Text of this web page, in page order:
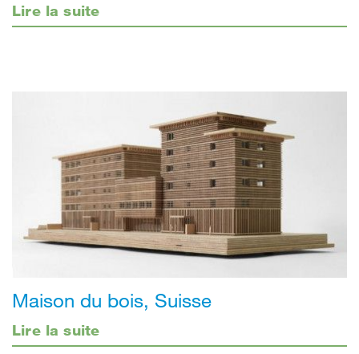
Lire la suite
Maison du bois, Suisse
Lire la suite